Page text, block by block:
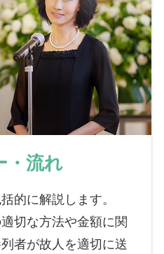
・流れ
的に解説します。
切な方法や金額に関
者が故人を適切に送